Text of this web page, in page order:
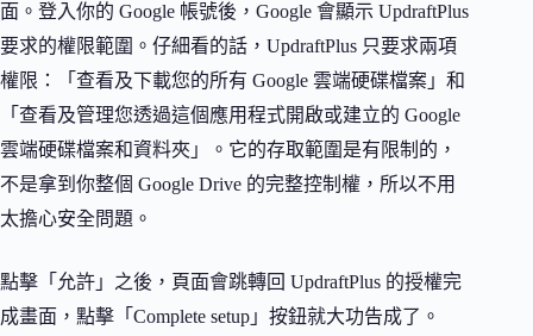
面。登入你的 Google 帳號後，Google 會顯示 UpdraftPlus
要求的權限範圍。仔細看的話，UpdraftPlus 只要求兩項
權限：「查看及下載您的所有 Google 雲端硬碟檔案」和
「查看及管理您透過這個應用程式開啟或建立的 Google
雲端硬碟檔案和資料夾」。它的存取範圍是有限制的，
不是拿到你整個 Google Drive 的完整控制權，所以不用
太擔心安全問題。
點擊「允許」之後，頁面會跳轉回 UpdraftPlus 的授權完
成畫面，點擊「Complete setup」按鈕就大功告成了。